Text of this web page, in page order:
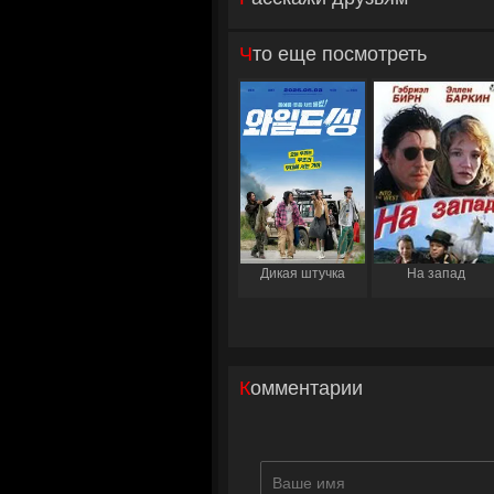
Что еще посмотреть
Дикая штучка На запад
Комментарии